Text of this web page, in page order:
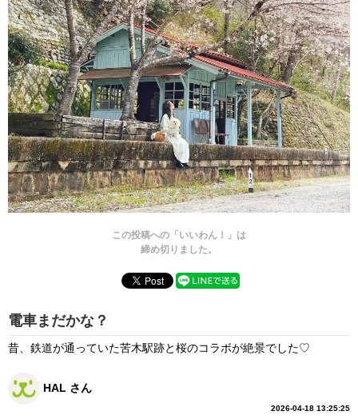
この投稿への「いいわん！」は
締め切りました。
電車まだかな？
昔、鉄道が通っていた苦木駅跡と桜のコラボが絶景でした♡
HAL さん
2026-04-18 13:25:25